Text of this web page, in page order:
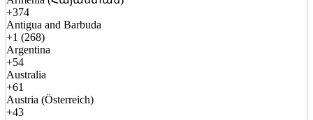
+374
Antigua and Barbuda
+1 (268)
Argentina
+54
Australia
+61
Austria (Österreich)
+43